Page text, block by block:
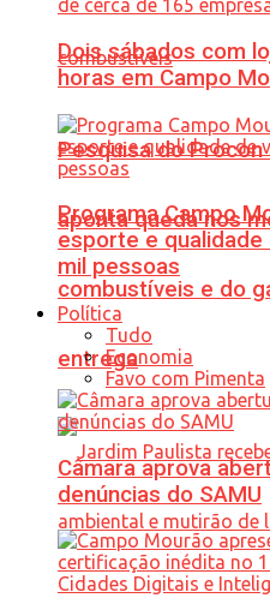
Pesquisa do
aponta queda nos
combustíveis e do
entrega
Dois sábados com
horas em Campo
Programa Campo
esporte e qualidade
mil pessoas
Política
Tudo
Economia
Favo com Pimenta
Câmara aprova
denúncias do SAMU